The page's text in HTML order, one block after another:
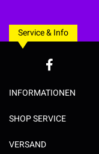
Service & Info
INFORMATIONEN
SHOP SERVICE
VERSAND